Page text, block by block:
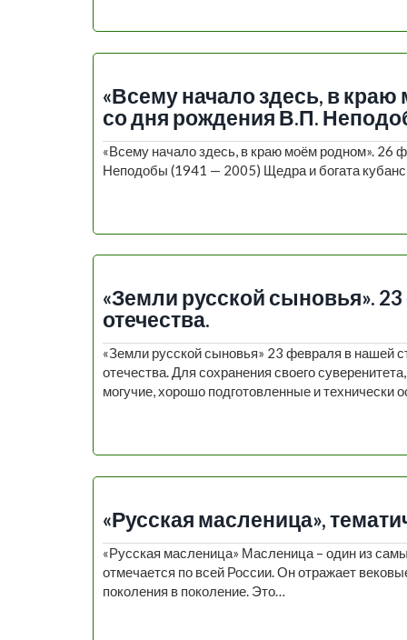
«Всему начало здесь, в
со дня рождения В.П.
«Всему начало здесь, в краю моём родном».
Неподобы (1941 — 2005) Щедра и богата
«Земли русской сыновья».
отечества.
«Земли русской сыновья» 23 февраля в нашей
отечества. Для сохранения своего
могучие, хорошо подготовленные и
«Русская масленица»,
«Русская масленица» Масленица – один из
отмечается по всей России. Он отражает
поколения в поколение. Это…